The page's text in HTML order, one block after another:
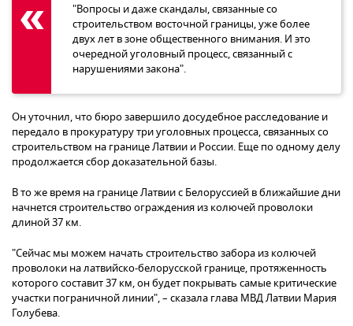
"Вопросы и даже скандалы, связанные со
строительством восточной границы, уже более
двух лет в зоне общественного внимания. И это
очередной уголовный процесс, связанный с
нарушениями закона".
Он уточнил, что бюро завершило досудебное расследование и
передало в прокуратуру три уголовных процесса, связанных со
строительством на границе Латвии и России. Еще по одному делу
продолжается сбор доказательной базы.
В то же время на границе Латвии с Белоруссией в ближайшие дни
начнется строительство ограждения из колючей проволоки
длиной 37 км.
"Сейчас мы можем начать строительство забора из колючей
проволоки на латвийско-белорусской границе, протяженность
которого составит 37 км, он будет покрывать самые критические
участки пограничной линии", – сказала глава МВД Латвии Мария
Голубева.